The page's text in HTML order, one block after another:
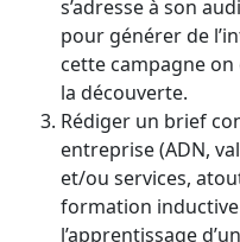
s’adresse à son
pour générer de
cette campagne
la découverte.
Rédiger un brief
entreprise (ADN,
et/ou services,
formation
l’apprentissage